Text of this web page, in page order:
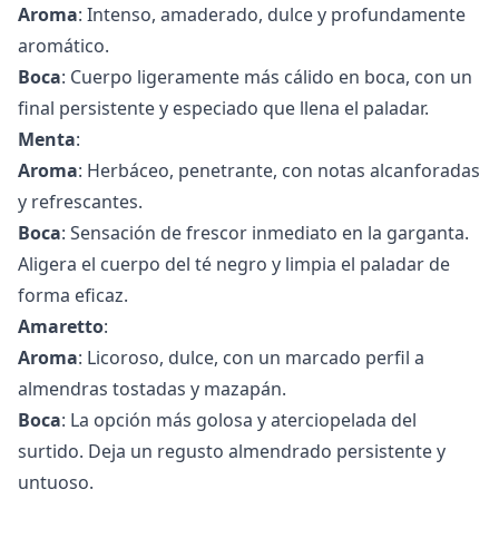
Aroma: Intenso, amaderado, dulce y profundamente
aromático.
Boca: Cuerpo ligeramente más cálido en boca, con un
final persistente y especiado que llena el paladar.
Menta:
Aroma: Herbáceo, penetrante, con notas alcanforadas
y refrescantes.
Boca: Sensación de frescor inmediato en la garganta.
Aligera el cuerpo del té negro y limpia el paladar de
forma eficaz.
Amaretto:
Aroma: Licoroso, dulce, con un marcado perfil a
almendras tostadas y mazapán.
Boca: La opción más golosa y aterciopelada del
surtido. Deja un regusto almendrado persistente y
untuoso.